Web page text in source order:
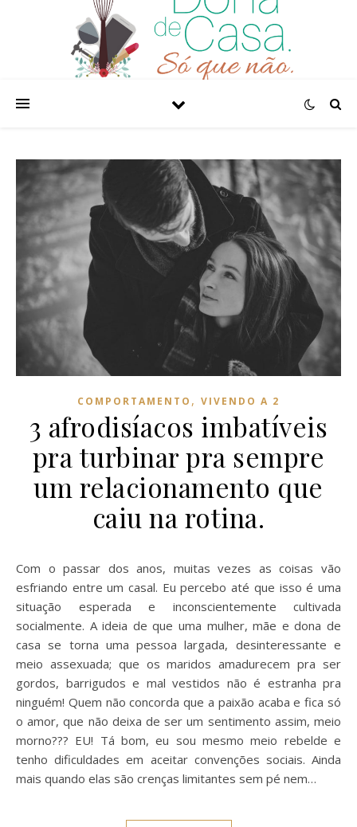
COMPORTAMENTO , VIVENDO A 2
3 afrodisíacos imbatíveis
pra turbinar pra sempre
um relacionamento que
caiu na rotina.
Com o passar dos anos, muitas vezes as coisas vão
esfriando entre um casal. Eu percebo até que isso é uma
situação esperada e inconscientemente cultivada
socialmente. A ideia de que uma mulher, mãe e dona de
casa se torna uma pessoa largada, desinteressante e
meio assexuada; que os maridos amadurecem pra ser
gordos, barrigudos e mal vestidos não é estranha pra
ninguém! Quem não concorda que a paixão acaba e fica só
o amor, que não deixa de ser um sentimento assim, meio
morno??? EU! Tá bom, eu sou mesmo meio rebelde e
tenho dificuldades em aceitar convenções sociais. Ainda
mais quando elas são crenças limitantes sem pé nem…